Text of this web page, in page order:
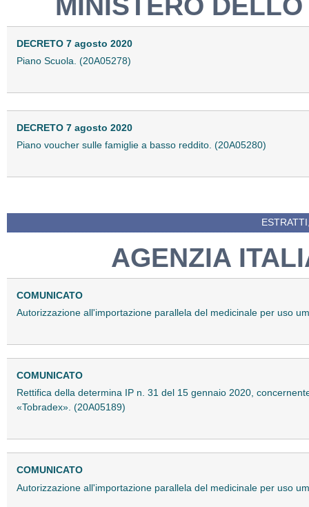
DECRETO 7 agosto 2020
Piano Scuola. (20A05278)
DECRETO 7 agosto 2020
Piano voucher sulle famiglie a basso reddito. (20A05280)
AGENZIA
COMUNICATO
Autorizzazione all'importazione parallela del medicinale per uso
COMUNICATO
Rettifica della determina IP n. 31 del 15 gennaio 2020,
«Tobradex». (20A05189)
COMUNICATO
Autorizzazione all'importazione parallela del medicinale per uso